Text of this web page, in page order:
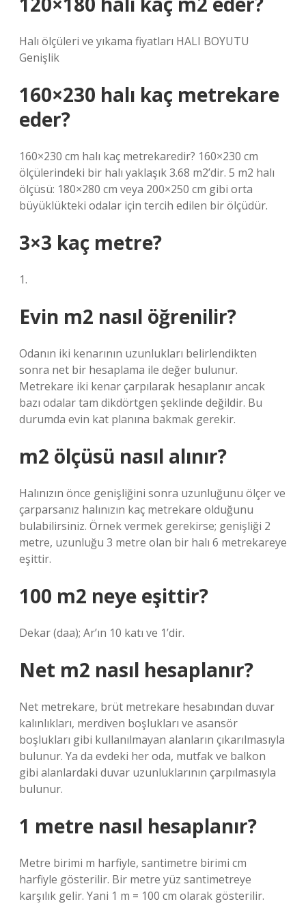
Halı ölçüleri ve yıkama fiyatları HALI BOYUTU
Genişlik
160×230 halı kaç metrekare
eder?
160×230 cm halı kaç metrekaredir? 160×230 cm
ölçülerindeki bir halı yaklaşık 3.68 m2’dir. 5 m2 halı
ölçüsü: 180×280 cm veya 200×250 cm gibi orta
büyüklükteki odalar için tercih edilen bir ölçüdür.
3×3 kaç metre?
1.
Evin m2 nasıl öğrenilir?
Odanın iki kenarının uzunlukları belirlendikten
sonra net bir hesaplama ile değer bulunur.
Metrekare iki kenar çarpılarak hesaplanır ancak
bazı odalar tam dikdörtgen şeklinde değildir. Bu
durumda evin kat planına bakmak gerekir.
m2 ölçüsü nasıl alınır?
Halınızın önce genişliğini sonra uzunluğunu ölçer ve
çarparsanız halınızın kaç metrekare olduğunu
bulabilirsiniz. Örnek vermek gerekirse; genişliği 2
metre, uzunluğu 3 metre olan bir halı 6 metrekareye
eşittir.
100 m2 neye eşittir?
Dekar (daa); Ar’ın 10 katı ve 1’dir.
Net m2 nasıl hesaplanır?
Net metrekare, brüt metrekare hesabından duvar
kalınlıkları, merdiven boşlukları ve asansör
boşlukları gibi kullanılmayan alanların çıkarılmasıyla
bulunur. Ya da evdeki her oda, mutfak ve balkon
gibi alanlardaki duvar uzunluklarının çarpılmasıyla
bulunur.
1 metre nasıl hesaplanır?
Metre birimi m harfiyle, santimetre birimi cm
harfiyle gösterilir. Bir metre yüz santimetreye
karşılık gelir. Yani 1 m = 100 cm olarak gösterilir.